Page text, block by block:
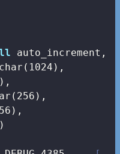
auto_increment,
( 1024 ),
),
( 256 ),
),
)